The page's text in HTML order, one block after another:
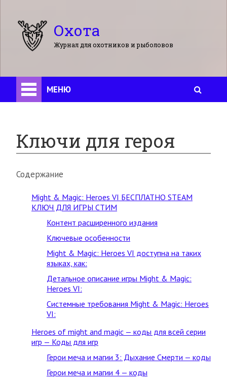
Охота
Журнал для охотников и рыболовов
МЕНЮ
Ключи для героя
Содержание
Might & Magic: Heroes VI БЕСПЛАТНО STEAM
КЛЮЧ ДЛЯ ИГРЫ СТИМ
Контент расширенного издания
Ключевые особенности
Might & Magic: Heroes VI доступна на таких
языках, как:
Детальное описание игры Might & Magic:
Heroes VI:
Системные требования Might & Magic: Heroes
VI:
Heroes of might and magic — коды для всей серии
игр — Коды для игр
Герои меча и магии 3: Дыхание Смерти — коды
Герои меча и магии 4 — коды